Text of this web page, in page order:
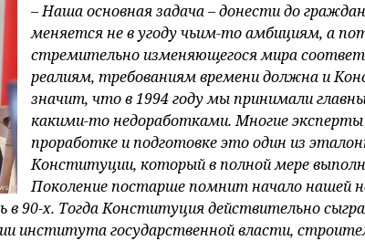
– Наша основная задача – донести до
меняется не в угоду чьим-то амбициям, а
стремительно изменяющегося мира
реалиям, требованиям времени должна и
значит, что в 1994 году мы принимали
какими-то недоработками. Многие
проработке и подготовке это один из
Конституции, который в полной мере
Поколение постарше помнит начало нашей
90-х. Тогда Конституция действительно
института государственной власти,